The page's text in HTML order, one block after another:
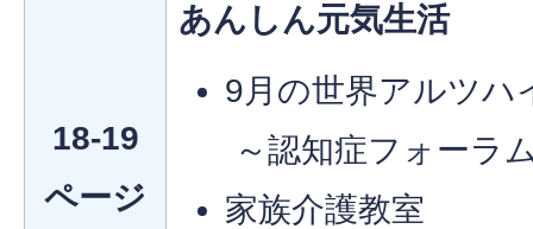
18-19
ページ
あんしん元気生活
9月の世界アルツハ
～認知症フォーラ
家族介護教室